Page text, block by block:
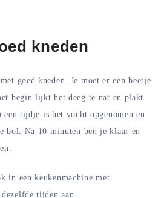
kneden
goed kneden. Je moet er een beetje
begin lijkt het deeg te nat en plakt
een tijdje is het vocht opgenomen en
bol. Na 10 minuten ben je klaar en
in een keukenmachine met
tijden aan.